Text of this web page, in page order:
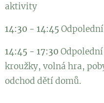
aktivity
14:30 - 14:45
14:45 - 17:30
kroužky, volná hra,
odchod dětí domů.